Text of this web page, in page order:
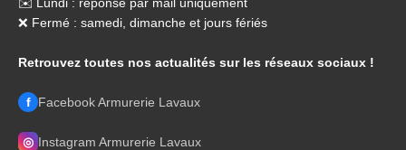
❌ Fermé : samedi, dimanche et jours fériés
Retrouvez toutes nos actualités sur les réseaux sociaux !
f Facebook Armurerie Lavaux
◎ Instagram Armurerie Lavaux